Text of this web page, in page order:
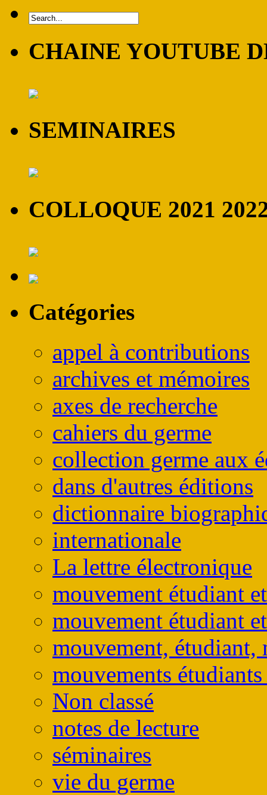
CHAINE YOUTUBE
SEMINAIRES
COLLOQUE 2021
Catégories
appel à contributions
archives et mémoires
axes de recherche
cahiers du germe
collection germe aux
dans d'autres éditions
dictionnaire
internationale
La lettre électronique
mouvement étudiant
mouvement étudiant
mouvement, étudiant,
mouvements
Non classé
notes de lecture
séminaires
vie du germe